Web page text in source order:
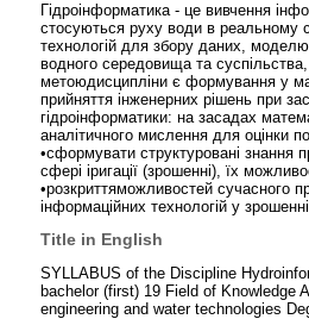
Гідроінформатика - це вивчення
стосуються руху води в реальному
технологій для збору даних,
водного середовища та
метоюдисципліни є формування у
прийняття інженерних рішень при
гідроінформатики: на засадах
аналітичного мислення для оцінки
•сформувати структуровані знання
сфері іригації (зрошенні), їх
•розкриттяможливостей сучасного
інформаційних технологій у
Title in English
SYLLABUS of the Discipline
bachelor (first) 19 Field of Knowledge
engineering and water technologies